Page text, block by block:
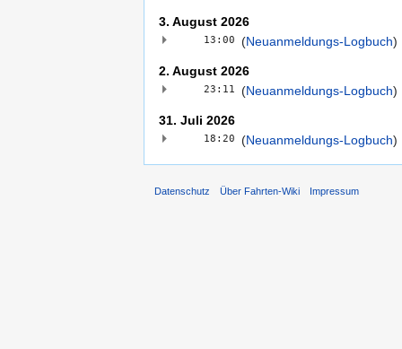
3. August 2026
13:00 (Neuanmeldungs-Logbuch)
2. August 2026
23:11 (Neuanmeldungs-Logbuch)
31. Juli 2026
18:20 (Neuanmeldungs-Logbuch)
Datenschutz Über Fahrten-Wiki Impressum